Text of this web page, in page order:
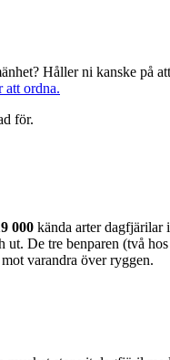
Håller ni kanske på
att ordna.
för.
000 kända arter dagfjärilar
De tre benparen (två
varandra över ryggen.